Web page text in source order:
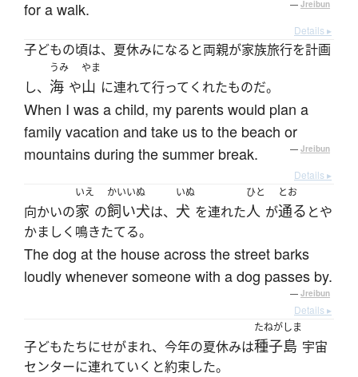
for a walk. — Jreibun
Details ▸
子どもの頃は、夏休みになると両親が家族旅行を計画
し、
うみ
海 や
やま
山 に連れて行ってくれたものだ。
When I was a child, my parents would plan a
family vacation and take us to the beach or
mountains during the summer break.
— Jreibun
Details ▸
向かいの
いえ
家 の
かいいぬ
飼い犬は、
いぬ
犬 を連れた
ひと
人 が
とお
通る とや
かましく鳴きたてる。
The dog at the house across the street barks
loudly whenever someone with a dog passes by.
— Jreibun
Details ▸
子どもたちにせがまれ、今年の夏休みは
たねがしま
種子島 宇宙
センターに連れていくと約束した。